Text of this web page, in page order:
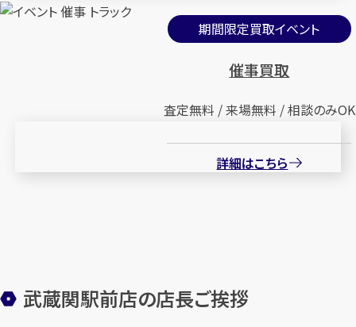
期間限定買取イベント
催事買取
査定無料 / 来場無料 / 相談のみOK
詳細はこちら
武蔵関駅前店の店長ご挨拶